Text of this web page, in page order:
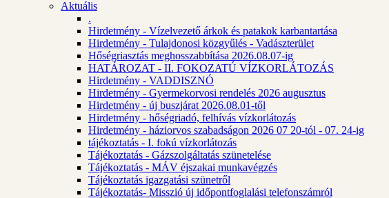
Aktuális
.
Hirdetmény - Vízelvezető árkok és patakok karbantartása
Hirdetmény - Tulajdonosi közgyűlés - Vadászterület
Hőségriasztás meghosszabbítása 2026.08.07-ig
HATÁROZAT - II. FOKOZATÚ VÍZKORLÁTOZÁS
Hirdetmény - VADDISZNÓ
Hirdetmény - Gyermekorvosi rendelés 2026 augusztus
Hirdetmény - új buszjárat 2026.08.01-től
Hirdetmény - hőségriadó, felhívás vízkorlátozás
Hirdetmény - háziorvos szabadságon 2026 07 20-tól - 07. 24-ig
tájékoztatás - I. fokú vízkorlátozás
Tájékoztatás - Gázszolgáltatás szünetelése
Tájékoztatás - MÁV éjszakai munkavégzés
Tájékoztatás igazgatási szünetről
Tájékoztatás- Misszió új időpontfoglalási telefonszámról